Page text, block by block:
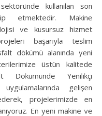
kullanılan son
etmektedir. Makine
ve kusursuz hizmet
başarıyla teslim
dökümü alanında yeni
üstün kalitede
Dökümünde Yenilikçi
gelişen
projelerimizde en
En yeni makine ve